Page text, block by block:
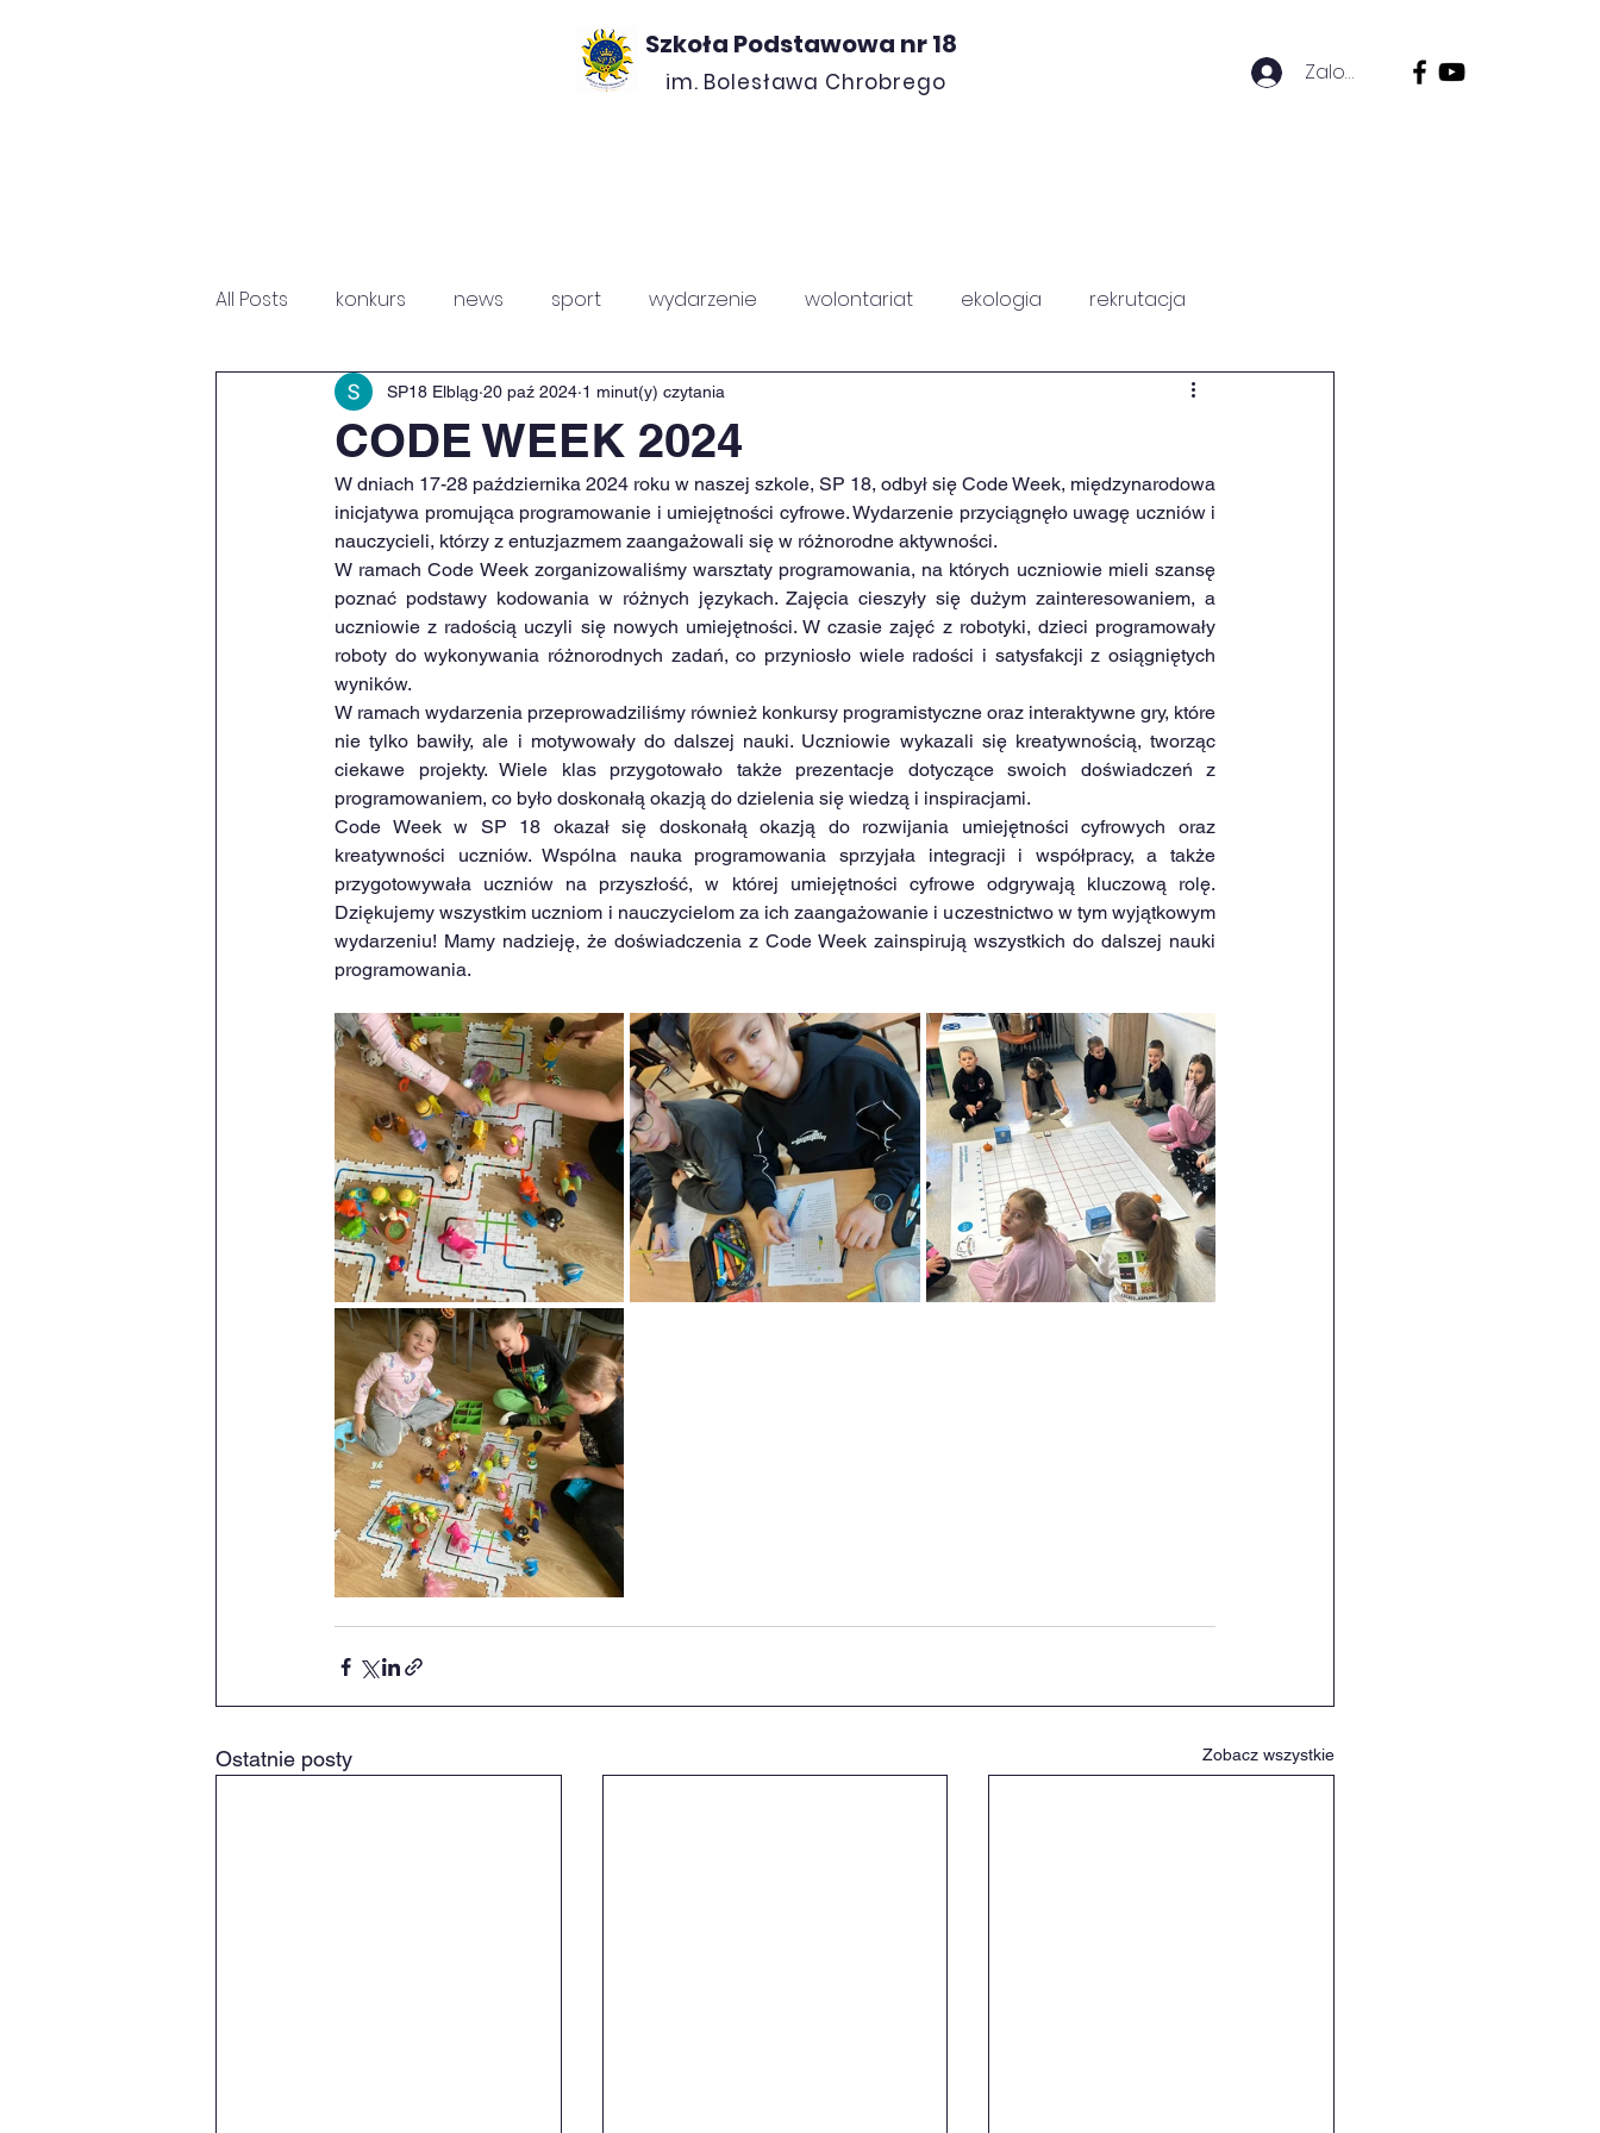
Szkoła Podstawowa nr 18
im. Bolesława Chrobrego Zaloguj się
All Posts konkurs news sport wydarzenie wolontariat ekologia rekrutacja
Fundacja Św. Mikołaja SzPZ Chrobry
CODE WEEK 2024
SP18 Elbląg 20 paź 2024 1 minut(y) czytania
W dniach 17-28 października 2024 roku w naszej szkole, SP 18, odbył się Code Week, międzynarodowa
inicjatywa promująca programowanie i umiejętności cyfrowe. Wydarzenie przyciągnęło uwagę uczniów i
nauczycieli, którzy z entuzjazmem zaangażowali się w różnorodne aktywności.
W ramach Code Week zorganizowaliśmy warsztaty programowania, na których uczniowie mieli szansę
poznać podstawy kodowania w różnych językach. Zajęcia cieszyły się dużym zainteresowaniem, a
uczniowie z radością uczyli się nowych umiejętności. W czasie zajęć z robotyki, dzieci programowały
roboty do wykonywania różnorodnych zadań, co przyniosło wiele radości i satysfakcji z osiągniętych
wyników.
W ramach wydarzenia przeprowadziliśmy również konkursy programistyczne oraz interaktywne gry, które
nie tylko bawiły, ale i motywowały do dalszej nauki. Uczniowie wykazali się kreatywnością, tworząc
ciekawe projekty. Wiele klas przygotowało także prezentacje dotyczące swoich doświadczeń z
programowaniem, co było doskonałą okazją do dzielenia się wiedzą i inspiracjami.
Code Week w SP 18 okazał się doskonałą okazją do rozwijania umiejętności cyfrowych oraz
kreatywności uczniów. Wspólna nauka programowania sprzyjała integracji i współpracy, a także
przygotowywała uczniów na przyszłość, w której umiejętności cyfrowe odgrywają kluczową rolę.
Dziękujemy wszystkim uczniom i nauczycielom za ich zaangażowanie i uczestnictwo w tym wyjątkowym
wydarzeniu! Mamy nadzieję, że doświadczenia z Code Week zainspirują wszystkich do dalszej nauki
programowania.
Ostatnie posty Zobacz wszystkie